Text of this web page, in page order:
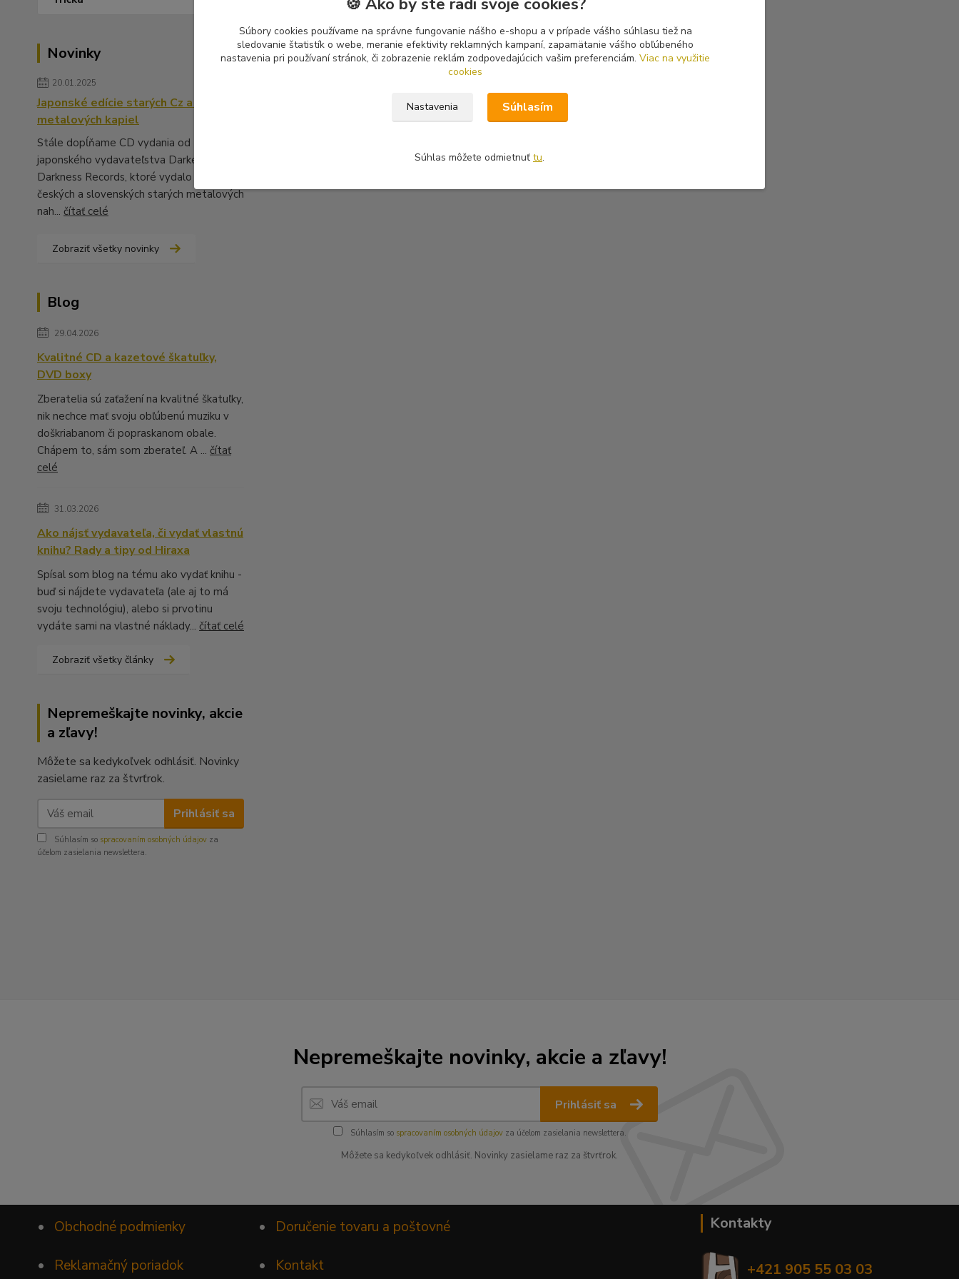
Novinky
20.01.2025
Japonské edície starých Cz a Sk
metalových kapiel
Stále dopĺňame CD vydania od
japonského vydavateľstva Darker Than
Darkness Records, ktoré vydalo množstvo
českých a slovenských starých metalových
nah... čítať celé
Zobraziť všetky novinky
Blog
29.04.2026
Kvalitné CD a kazetové škatuľky,
DVD boxy
Zberatelia sú zaťažení na kvalitné škatuľky,
nik nechce mať svoju obľúbenú muziku v
doškriabanom či popraskanom obale.
Chápem to, sám som zberateľ. A ... čítať
celé
31.03.2026
Ako nájsť vydavateľa, či vydať vlastnú
knihu? Rady a tipy od Hiraxa
Spísal som blog na tému ako vydať knihu -
buď si nájdete vydavateľa (ale aj to má
svoju technológiu), alebo si prvotinu
vydáte sami na vlastné náklady... čítať celé
Zobraziť všetky články
Nepremeškajte novinky, akcie
a zľavy!
Môžete sa kedykoľvek odhlásiť. Novinky
zasielame raz za štvrťrok.
Prihlásiť sa
Súhlasím so spracovaním osobných údajov za
účelom zasielania newslettera.
Nepremeškajte novinky, akcie a zľavy!
Prihlásiť sa
Súhlasím so spracovaním osobných údajovza účelom zasielania newslettera.
Môžete sa kedykoľvek odhlásiť. Novinky zasielame raz za štvrťrok.
• Obchodné podmienky
• Reklamačný poriadok
• Doručenie tovaru a poštovné
• Kontakt
Kontakty
+421 905 55 03 03
Súbory cookies používame na správne fungovanie nášho e-shopu a v prípade vášho súhlasu tiež na
sledovanie štatistík o webe, meranie efektivity reklamných kampaní, zapamätanie vášho obľúbeného
nastavenia pri používaní stránok, či zobrazenie reklám zodpovedajúcich vašim preferenciám. Viac na využitie
cookies
Nastavenia Súhlasím
Súhlas môžete odmietnuť tu.